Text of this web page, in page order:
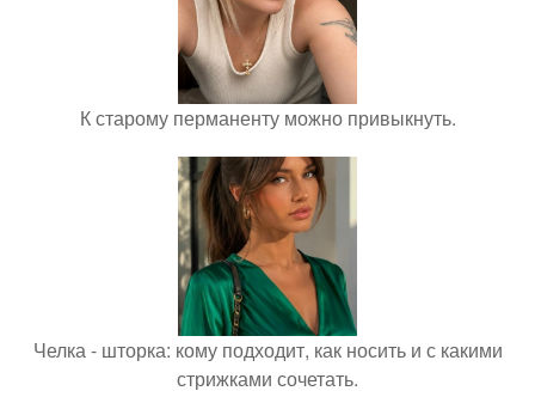
К старому перманенту можно привыкнуть.
Челка - шторка: кому подходит, как носить и с какими
стрижками сочетать.